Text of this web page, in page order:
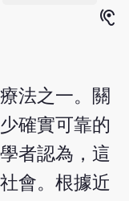
hearing
法之一。關
確實可靠的
者認為，這
會。根據近